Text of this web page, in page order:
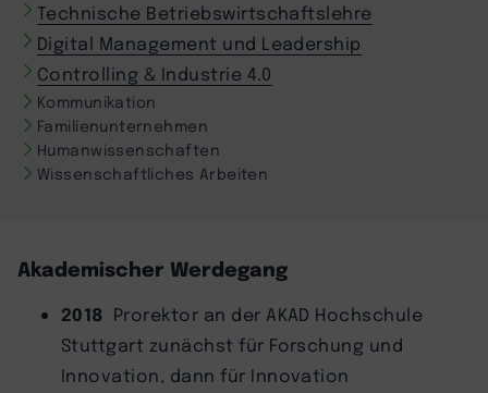
Technische Betriebswirtschaftslehre
Digital Management und Leadership
Controlling & Industrie 4.0
Kommunikation
Familienunternehmen
Humanwissenschaften
Wissenschaftliches Arbeiten
Akademischer Werdegang
2018 Prorektor an der AKAD Hochschule
Stuttgart zunächst für Forschung und
Innovation, dann für Innovation